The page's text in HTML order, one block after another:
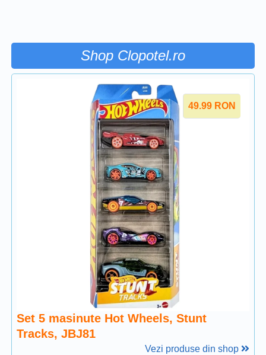
Shop Clopotel.ro
49.99 RON
Set 5 masinute Hot Wheels, Stunt
Tracks, JBJ81
Vezi produse din shop